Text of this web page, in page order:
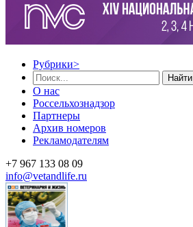
Рубрики>
Найти
О нас
Россельхознадзор
Партнеры
Архив номеров
Рекламодателям
+7 967 133 08 09
info@vetandlife.ru